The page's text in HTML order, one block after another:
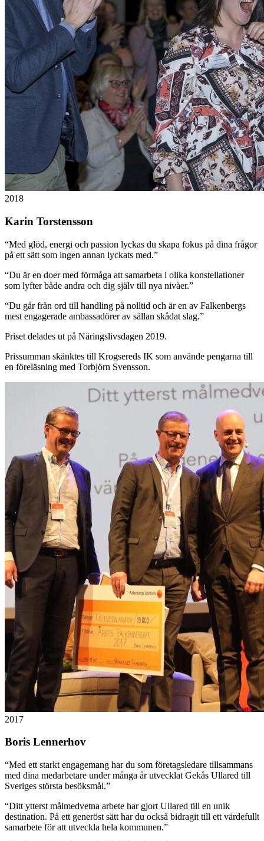
2018
Karin Torstensson
“Med glöd, energi och passion lyckas du skapa fokus på dina frågor
på ett sätt som ingen annan lyckats med.”
“Du är en doer med förmåga att samarbeta i olika konstellationer
som lyfter både andra och dig själv till nya nivåer.”
“Du går från ord till handling på nolltid och är en av Falkenbergs
mest engagerade ambassadörer av sällan skådat slag.”
Priset delades ut på Näringslivsdagen 2019.
Prissumman skänktes till Krogsereds IK som använde pengarna till
en föreläsning med Torbjörn Svensson.
2017
Boris Lennerhov
“Med ett starkt engagemang har du som företagsledare tillsammans
med dina medarbetare under många år utvecklat Gekås Ullared till
Sveriges största besöksmål.”
“Ditt ytterst målmedvetna arbete har gjort Ullared till en unik
destination. På ett generöst sätt har du också bidragit till ett värdefullt
samarbete för att utveckla hela kommunen.”